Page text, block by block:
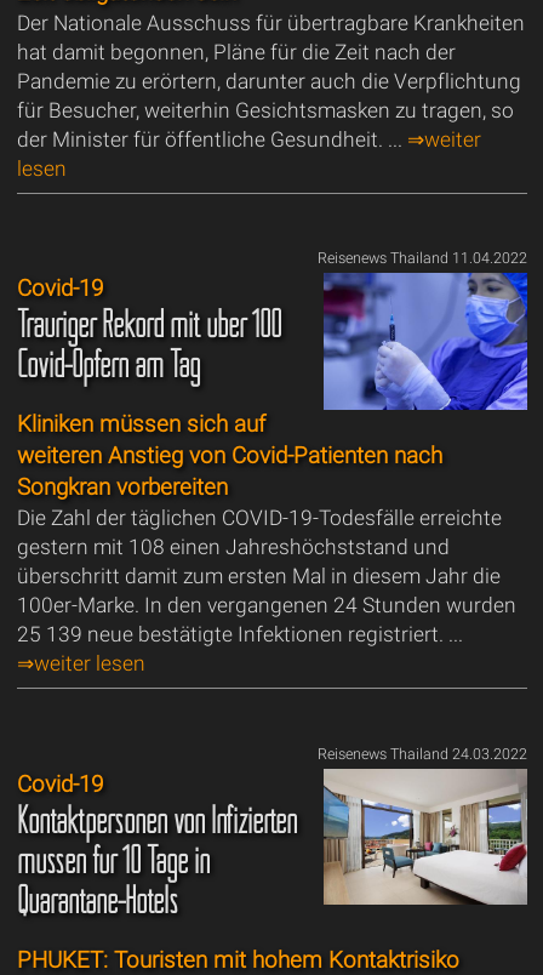
Der Nationale Ausschuss für übertragbare Krankheiten
hat damit begonnen, Pläne für die Zeit nach der
Pandemie zu erörtern, darunter auch die Verpflichtung
für Besucher, weiterhin Gesichtsmasken zu tragen, so
der Minister für öffentliche Gesundheit. ... ⇒weiter
lesen
Reisenews Thailand 11.04.2022
Covid-19
Trauriger Rekord mit über 100
Covid-Opfern am Tag
Kliniken müssen sich auf
weiteren Anstieg von Covid-Patienten nach
Songkran vorbereiten
Die Zahl der täglichen COVID-19-Todesfälle erreichte
gestern mit 108 einen Jahreshöchststand und
überschritt damit zum ersten Mal in diesem Jahr die
100er-Marke. In den vergangenen 24 Stunden wurden
25 139 neue bestätigte Infektionen registriert. ...
⇒weiter lesen
Reisenews Thailand 24.03.2022
Covid-19
Kontaktpersonen von Infizierten
müssen für 10 Tage in
Quarantäne-Hotels
PHUKET: Touristen mit hohem Kontaktrisiko